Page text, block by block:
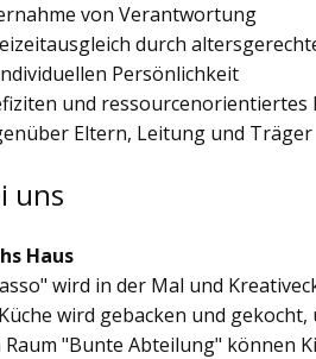
von Verantwortung
durch
Persönlichkeit
und ressourcenorientiertes
Eltern, Leitung und Träger
uns
Haus
wird in der Mal und
wird gebacken und
"Bunte Abteilung" können